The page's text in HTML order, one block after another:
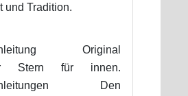
und Tradition.
Original
Stern für innen.
Den